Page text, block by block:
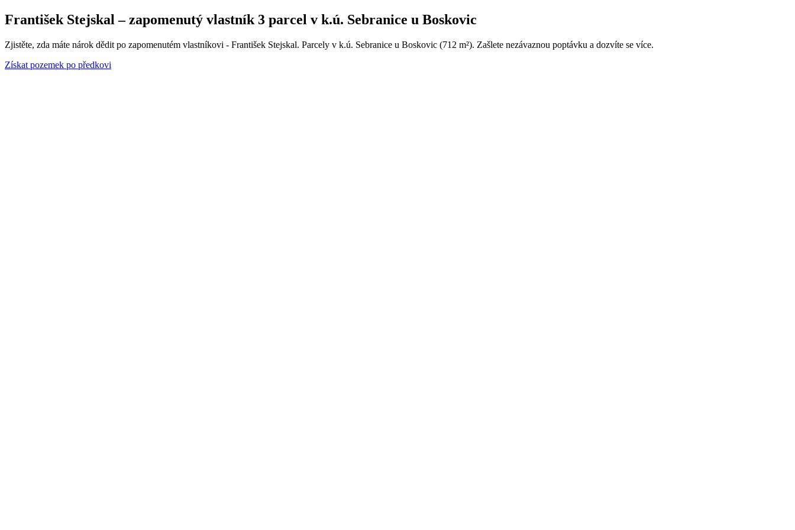
František Stejskal – zapomenutý vlastník 3 parcel v k.ú. Sebranice u Boskovic
Zjistěte, zda máte nárok dědit po zapomenutém vlastníkovi - František Stejskal. Parcely v k.ú. Sebranice u Boskovic (712 m²). Zašlete nezávaznou poptávku a dozvíte se více.
Získat pozemek po předkovi